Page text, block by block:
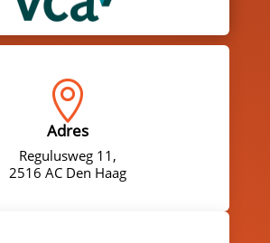

Adres
Regulusweg 11,
2516 AC Den Haag